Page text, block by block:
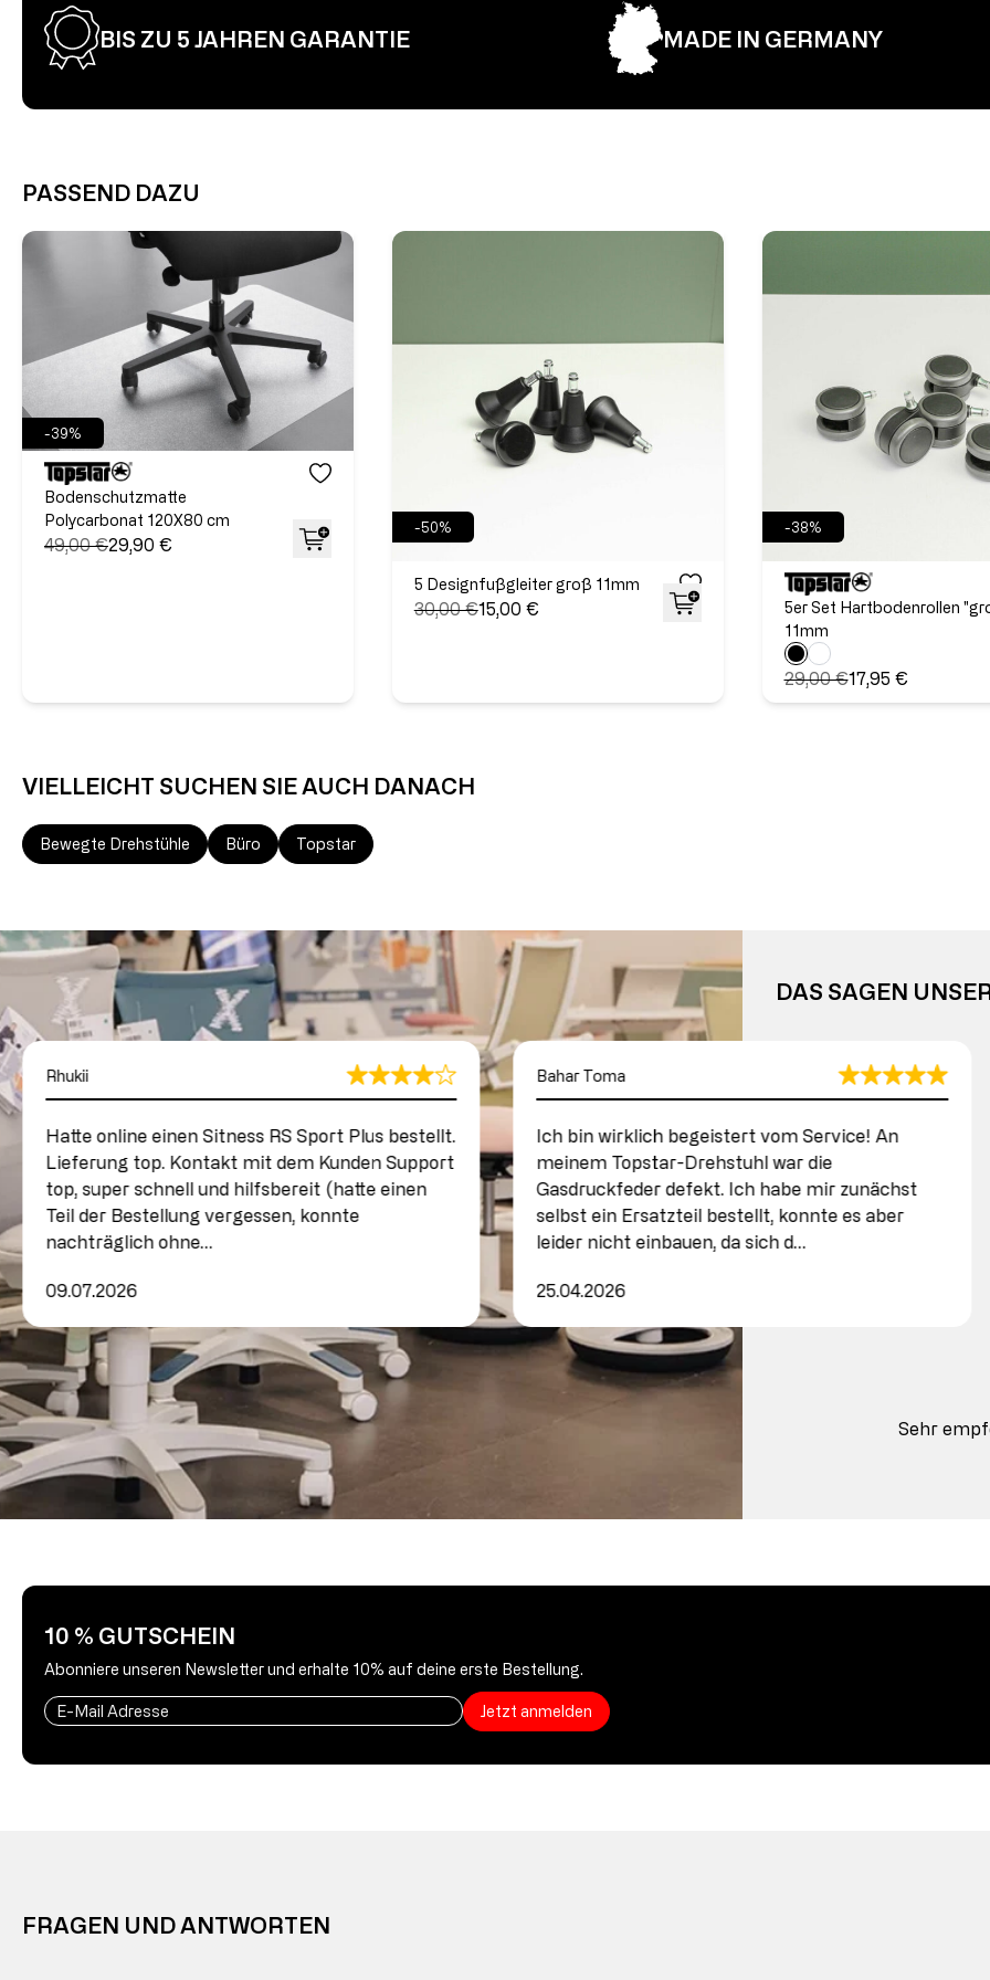
BIS ZU 5 JAHREN GARANTIE MADE IN GERMANY
PASSEND DAZU
-39%
Bodenschutzmatte
Polycarbonat 120X80 cm
49,00 €29,90 €
-50%
5 Designfußgleiter groß 11mm
30,00 €15,00 €
-38%
5er Set Hartbodenrollen
11mm
29,00 €17,95 €
VIELLEICHT SUCHEN SIE AUCH DANACH
Bewegte Drehstühle Büro Topstar
DAS SAGEN
Sehr
Rhukii
Hatte online einen Sitness RS Sport Plus bestellt.
Lieferung top. Kontakt mit dem Kunden Support
top, super schnell und hilfsbereit (hatte einen
Teil der Bestellung vergessen, konnte
nachträglich ohne…
09.07.2026
Bahar Toma
Ich bin wirklich begeistert vom Service! An
meinem Topstar-Drehstuhl war die
Gasdruckfeder defekt. Ich habe mir zunächst
selbst ein Ersatzteil bestellt, konnte es aber
leider nicht einbauen, da sich d…
25.04.2026
10 % GUTSCHEIN
Abonniere unseren Newsletter und erhalte 10% auf deine erste Bestellung.
Jetzt anmelden
FRAGEN UND ANTWORTEN